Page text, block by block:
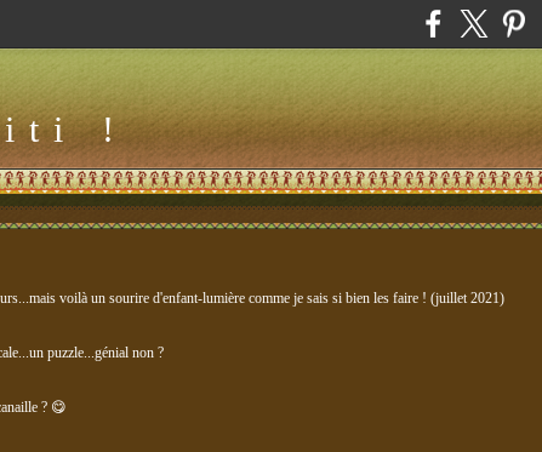
!
voilà un sourire d'enfant-lumière comme je sais si bien les faire ! (juillet 2021)
puzzle...génial non ?
? 😋